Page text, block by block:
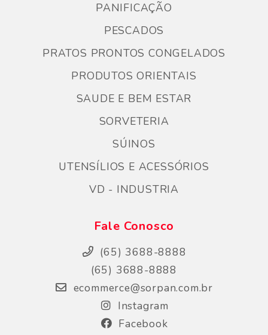
PANIFICAÇÃO
PESCADOS
PRATOS PRONTOS CONGELADOS
PRODUTOS ORIENTAIS
SAUDE E BEM ESTAR
SORVETERIA
SÚINOS
UTENSÍLIOS E ACESSÓRIOS
VD - INDUSTRIA
Fale Conosco
(65) 3688-8888
(65) 3688-8888
ecommerce@sorpan.com.br
Instagram
Facebook